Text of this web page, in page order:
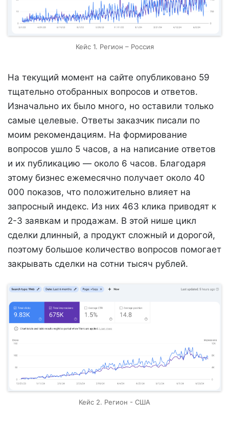
Кейс 1. Регион – Россия
На текущий момент на сайте опубликовано 59
тщательно отобранных вопросов и ответов.
Изначально их было много, но оставили только
самые целевые. Ответы заказчик писали по
моим рекомендациям. На формирование
вопросов ушло 5 часов, а на написание ответов
и их публикацию — около 6 часов. Благодаря
этому бизнес ежемесячно получает около 40
000 показов, что положительно влияет на
запросный индекс. Из них 463 клика приводят к
2-3 заявкам и продажам. В этой нише цикл
сделки длинный, а продукт сложный и дорогой,
поэтому большое количество вопросов помогает
закрывать сделки на сотни тысяч рублей.
Кейс 2. Регион - США